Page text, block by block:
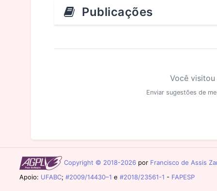
Publicações
Você
Enviar sugestões de
Copyright © 2018-2026 por Francisco de Assis
Apoio: UFABC; #2009/14430–1 e #2018/23561-1 - FAPESP